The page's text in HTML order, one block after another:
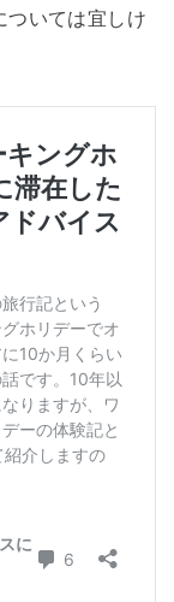
ついては宜しけ